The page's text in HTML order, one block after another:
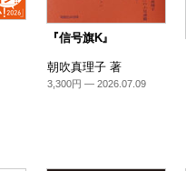
『信号旗K』
朝吹真理子 著
3,300円 — 2026.07.09